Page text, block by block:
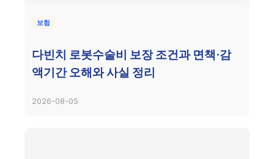
보험
다빈치 로봇수술비 보장 조건과 면책·감
액기간 오해와 사실 정리
2026-08-05